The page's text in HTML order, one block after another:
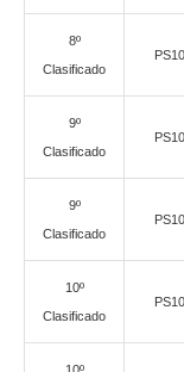
8º
Clasificado
9º
Clasificado
9º
Clasificado
10º
Clasificado